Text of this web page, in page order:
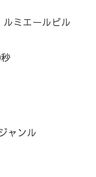
ミエールビル
ャンル